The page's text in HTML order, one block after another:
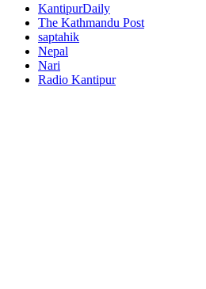
KantipurDaily
The Kathmandu Post
saptahik
Nepal
Nari
Radio Kantipur